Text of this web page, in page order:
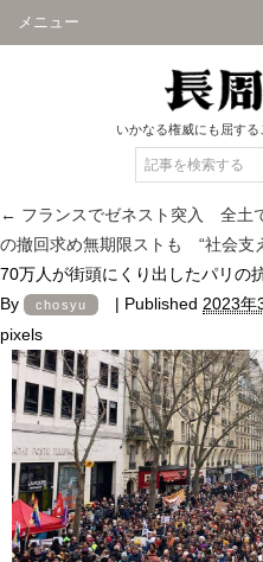
メニュー
いかなる権威にも屈す
← フランスでゼネスト突入 全土
の撤回求め無期限ストも “社会支
70万人が街頭にくり出したパリの
By
chosyu | Published 2023年
pixels